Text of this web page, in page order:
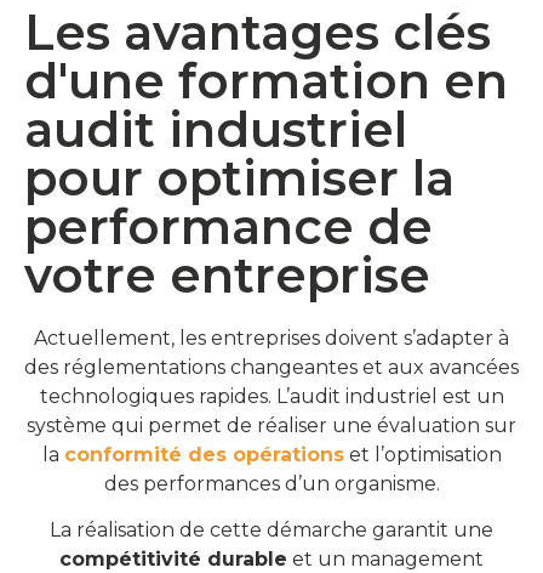
Les avantages clés
d'une formation en
audit industriel
pour optimiser la
performance de
votre entreprise
Actuellement, les entreprises doivent s’adapter à
des réglementations changeantes et aux avancées
technologiques rapides. L’audit industriel est un
système qui permet de réaliser une évaluation sur
la conformité des opérationset l’optimisation
des performances d’un organisme.
La réalisation de cette démarche garantit une
compétitivité durable et un management